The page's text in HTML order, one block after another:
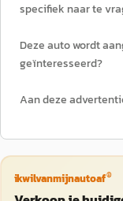
specifiek naar te
Deze auto wordt
geïnteresseerd?
Aan deze
ikwilvanmijnautoaf®